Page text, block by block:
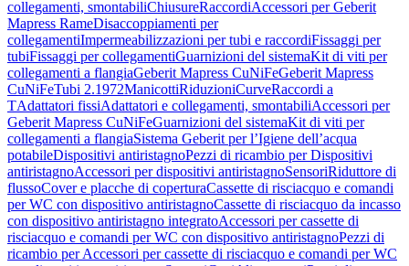
collegamenti, smontabiliChiusureRaccordiAccessori per Geberit
Mapress RameDisaccoppiamenti per
collegamentiImpermeabilizzazioni per tubi e raccordiFissaggi per
tubiFissaggi per collegamentiGuarnizioni del sistemaKit di viti per
collegamenti a flangiaGeberit Mapress CuNiFeGeberit Mapress
CuNiFeTubi 2.1972ManicottiRiduzioniCurveRaccordi a
TAdattatori fissiAdattatori e collegamenti, smontabiliAccessori per
Geberit Mapress CuNiFeGuarnizioni del sistemaKit di viti per
collegamenti a flangiaSistema Geberit per l’Igiene dell’acqua
potabileDispositivi antiristagnoPezzi di ricambio per Dispositivi
antiristagnoAccessori per dispositivi antiristagnoSensoriRiduttore di
flussoCover e placche di coperturaCassette di risciacquo e comandi
per WC con dispositivo antiristagnoCassette di risciacquo da incasso
con dispositivo antiristagno integratoAccessori per cassette di
risciacquo e comandi per WC con dispositivo antiristagnoPezzi di
ricambio per Accessori per cassette di risciacquo e comandi per WC